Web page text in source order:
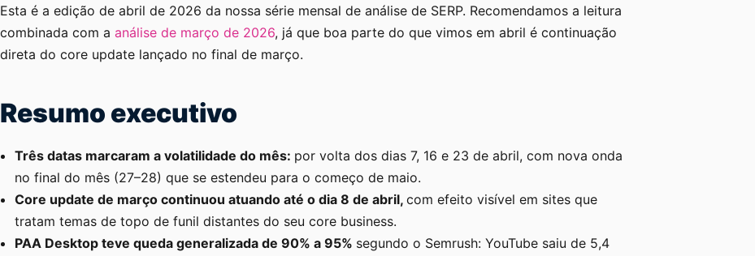
Esta é a edição de abril de 2026 da nossa série mensal de análise de SERP. Recomendamos a leitura
combinada com a análise de março de 2026, já que boa parte do que vimos em abril é continuação
direta do core update lançado no final de março.
Resumo executivo
Três datas marcaram a volatilidade do mês: por volta dos dias 7, 16 e 23 de abril, com nova onda
no final do mês (27–28) que se estendeu para o começo de maio.
Core update de março continuou atuando até o dia 8 de abril, com efeito visível em sites que
tratam temas de topo de funil distantes do seu core business.
PAA Desktop teve queda generalizada de 90% a 95% segundo o Semrush: YouTube saiu de 5,4